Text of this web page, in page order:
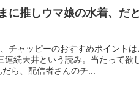
に推しウマ娘の水着、だ
チャッピーのおすすめポイントは
続天井という読み。当たって欲
ら、配信者さんのチ...